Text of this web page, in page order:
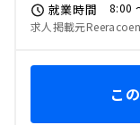
就業時間
8:00
求人掲載元
こ